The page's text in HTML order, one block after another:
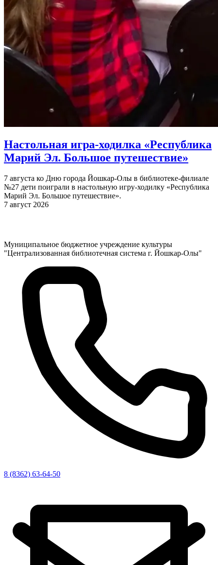
Настольная игра-ходилка «Республика
Марий Эл. Большое путешествие»
7 августа ко Дню города Йошкар-Олы в библиотеке-филиале
№27 дети поиграли в настольную игру-ходилку «Республика
Марий Эл. Большое путешествие».
7 август 2026
Муниципальное бюджетное учреждение культуры
"Централизованная библиотечная система г. Йошкар-Олы"
8 (8362) 63-64-50